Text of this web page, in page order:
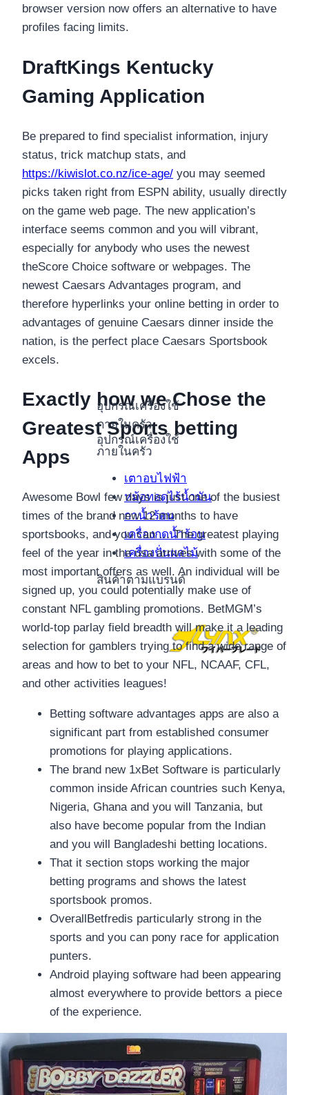
อุปกรณ์เครื่องใช้
ภายในครัว
อุปกรณ์เครื่องใช้
ภายในครัว
เตาอบไฟฟ้า
หม้อทอดไร้น้ำมัน
กาน้ำร้อน
เครื่องกดน้ำร้อน
เครื่องปั่นผลไม้
สินค้าตามแบรนด์
browser version now offers an alternative to have
profiles facing limits.
DraftKings Kentucky
Gaming Application
Be prepared to find specialist information, injury
status, trick matchup stats, and
https://kiwislot.co.nz/ice-age/ you may seemed
picks taken right from ESPN ability, usually directly
on the game web page. The new application’s
interface seems common and you will vibrant,
especially for anybody who uses the newest
theScore Choice software or webpages. The
newest Caesars Advantages program, and
therefore hyperlinks your online betting in order to
advantages of genuine Caesars dinner inside the
nation, is the perfect place Caesars Sportsbook
excels.
Exactly how we Chose the
Greatest Sports betting
Apps
Awesome Bowl few days is just one of the busiest
times of the brand new 12 months to have
sportsbooks, and you can … The greatest playing
feel of the year in the usa arrives with some of the
most important offers as well. An individual will be
signed up, you could potentially make use of
constant NFL gambling promotions. BetMGM’s
world-top parlay field breadth will make it a leading
selection for gamblers trying to find a wide range of
areas and how to bet to your NFL, NCAAF, CFL,
and other activities leagues!
Betting software advantages apps are also a
significant part from established consumer
promotions for playing applications.
The brand new 1xBet Software is particularly
common inside African countries such Kenya,
Nigeria, Ghana and you will Tanzania, but
also have become popular from the Indian
and you will Bangladeshi betting locations.
That it section stops working the major
betting programs and shows the latest
sportsbook promos.
OverallBetfredis particularly strong in the
sports and you can pony race for application
punters.
Android playing software had been appearing
almost everywhere to provide bettors a piece
of the experience.